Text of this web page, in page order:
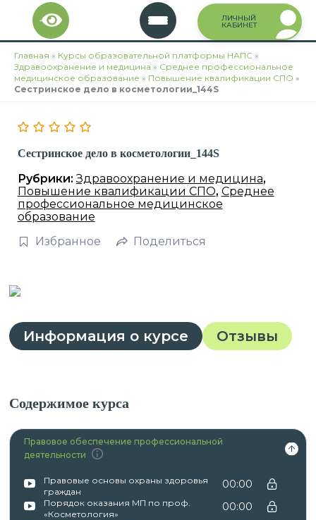
Перейти
содержимому
ЛИЧНЫЙ
КАБИНЕТ
Главная » Курсы образовательной платформы НАПС »
Здравоохранение и медицина » Среднее профессиональное
медицинское образование » Повышение квалификации СПО »
Сестринское дело в косметологии_144S
Сестринское дело в косметологии_144S
Рубрики:Здравоохранение и медицина,
Повышение квалификации СПО, Среднее
профессиональное медицинское
образование
Избранное
Поделиться
Информация о курсе Отзывы
Содержимое курса
Правовое обеспечение профессиональной
деятельности
Правовые основы охраны здоровья
граждан
00:00
Порядок оказания МП по проф.
«Косметология»
00:00